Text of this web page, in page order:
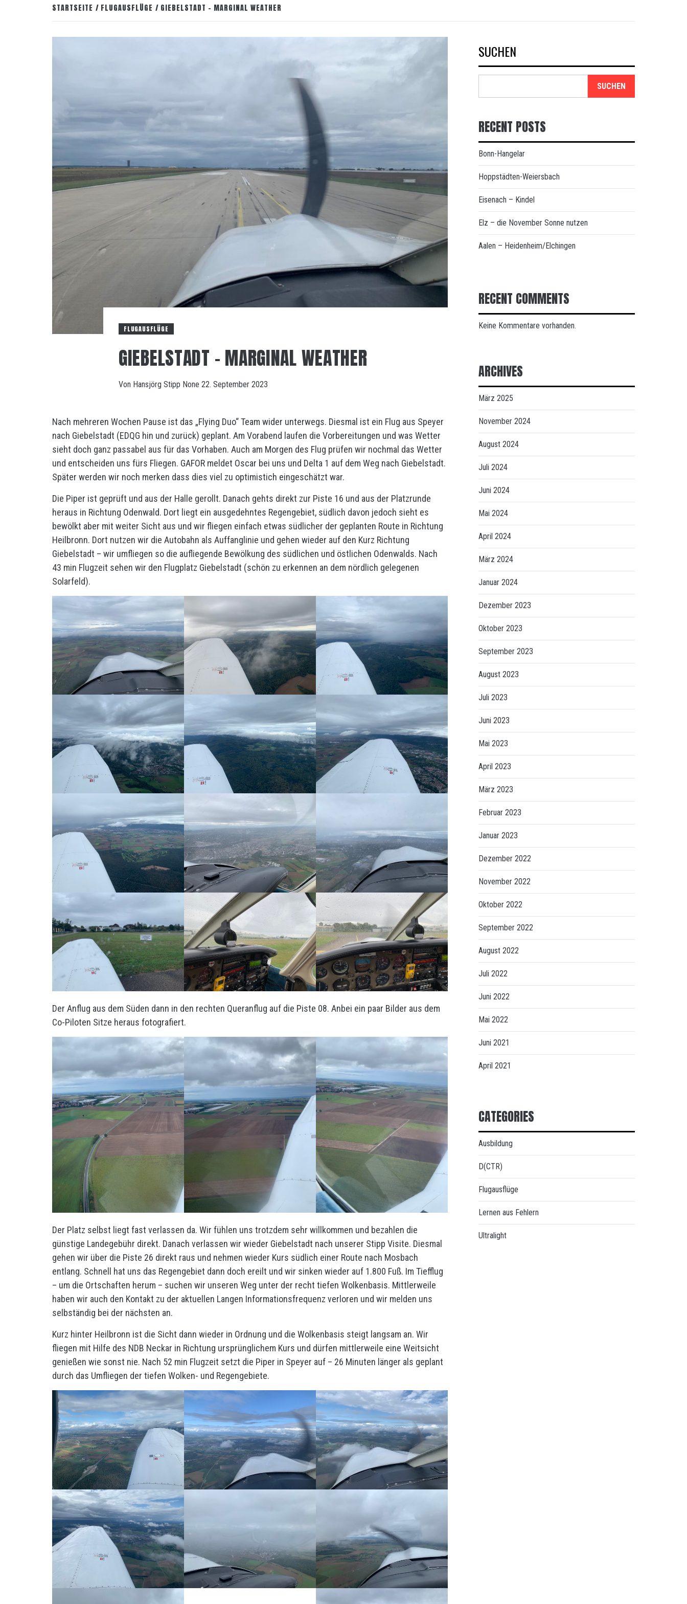
STARTSEITE FLUGAUSFLÜGE GIEBELSTADT – MARGINAL WEATHER
FLUGAUSFLÜGE
GIEBELSTADT – MARGINAL WEATHER
Von Hansjörg Stipp None 22. September 2023
Nach mehreren Wochen Pause ist das „Flying Duo“ Team wider unterwegs. Diesmal ist ein Flug aus Speyer
nach Giebelstadt (EDQG hin und zurück) geplant. Am Vorabend laufen die Vorbereitungen und was Wetter
sieht doch ganz passabel aus für das Vorhaben. Auch am Morgen des Flug prüfen wir nochmal das Wetter
und entscheiden uns fürs Fliegen. GAFOR meldet Oscar bei uns und Delta 1 auf dem Weg nach Giebelstadt.
Später werden wir noch merken dass dies viel zu optimistich eingeschätzt war.
Die Piper ist geprüft und aus der Halle gerollt. Danach gehts direkt zur Piste 16 und aus der Platzrunde
heraus in Richtung Odenwald. Dort liegt ein ausgedehntes Regengebiet, südlich davon jedoch sieht es
bewölkt aber mit weiter Sicht aus und wir fliegen einfach etwas südlicher der geplanten Route in Richtung
Heilbronn. Dort nutzen wir die Autobahn als Auffanglinie und gehen wieder auf den Kurz Richtung
Giebelstadt – wir umfliegen so die aufliegende Bewölkung des südlichen und östlichen Odenwalds. Nach
43 min Flugzeit sehen wir den Flugplatz Giebelstadt (schön zu erkennen an dem nördlich gelegenen
Solarfeld).
Der Anflug aus dem Süden dann in den rechten Queranflug auf die Piste 08. Anbei ein paar Bilder aus dem
Co-Piloten Sitze heraus fotografiert.
Der Platz selbst liegt fast verlassen da. Wir fühlen uns trotzdem sehr willkommen und bezahlen die
günstige Landegebühr direkt. Danach verlassen wir wieder Giebelstadt nach unserer Stipp Visite. Diesmal
gehen wir über die Piste 26 direkt raus und nehmen wieder Kurs südlich einer Route nach Mosbach
entlang. Schnell hat uns das Regengebiet dann doch ereilt und wir sinken wieder auf 1.800 Fuß. Im Tiefflug
– um die Ortschaften herum – suchen wir unseren Weg unter der recht tiefen Wolkenbasis. Mittlerweile
haben wir auch den Kontakt zu der aktuellen Langen Informationsfrequenz verloren und wir melden uns
selbständig bei der nächsten an.
Kurz hinter Heilbronn ist die Sicht dann wieder in Ordnung und die Wolkenbasis steigt langsam an. Wir
fliegen mit Hilfe des NDB Neckar in Richtung ursprünglichem Kurs und dürfen mittlerweile eine Weitsicht
genießen wie sonst nie. Nach 52 min Flugzeit setzt die Piper in Speyer auf – 26 Minuten länger als geplant
durch das Umfliegen der tiefen Wolken- und Regengebiete.
SUCHEN
SUCHEN
RECENT POSTS
Bonn-Hangelar
Hoppstädten-Weiersbach
Eisenach – Kindel
Elz – die November Sonne nutzen
Aalen – Heidenheim/Elchingen
RECENT COMMENTS
Keine Kommentare vorhanden.
ARCHIVES
März 2025
November 2024
August 2024
Juli 2024
Juni 2024
Mai 2024
April 2024
März 2024
Januar 2024
Dezember 2023
Oktober 2023
September 2023
August 2023
Juli 2023
Juni 2023
Mai 2023
April 2023
März 2023
Februar 2023
Januar 2023
Dezember 2022
November 2022
Oktober 2022
September 2022
August 2022
Juli 2022
Juni 2022
Mai 2022
Juni 2021
April 2021
CATEGORIES
Ausbildung
D(CTR)
Flugausflüge
Lernen aus Fehlern
Ultralight